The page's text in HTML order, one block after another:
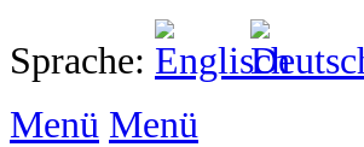
Sprache:
Menü Menü